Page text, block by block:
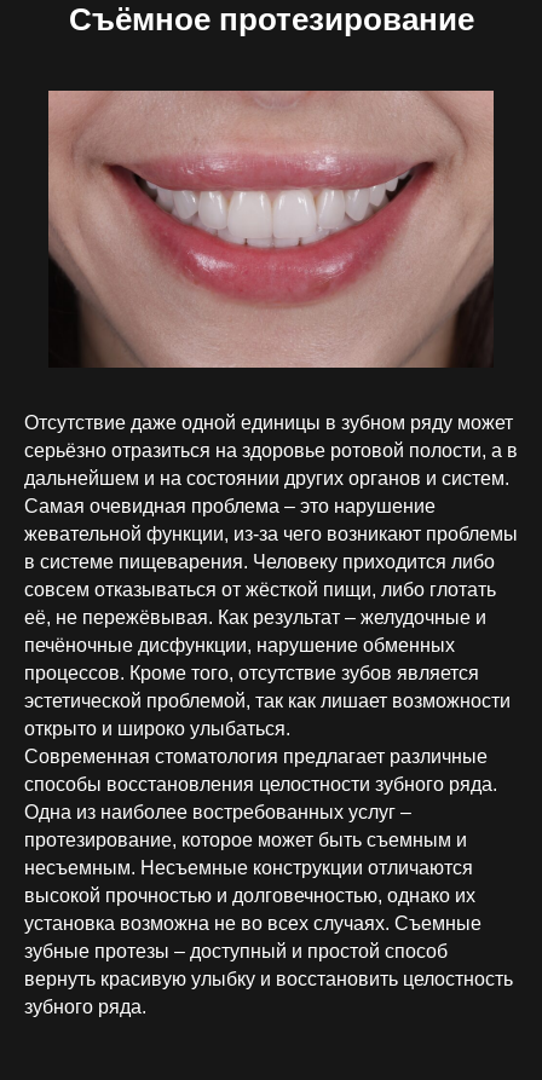
Съёмное протезирование
Отсутствие даже одной единицы в зубном ряду может
серьёзно отразиться на здоровье ротовой полости, а в
дальнейшем и на состоянии других органов и систем.
Самая очевидная проблема – это нарушение
жевательной функции, из-за чего возникают проблемы
в системе пищеварения. Человеку приходится либо
совсем отказываться от жёсткой пищи, либо глотать
её, не пережёвывая. Как результат – желудочные и
печёночные дисфункции, нарушение обменных
процессов. Кроме того, отсутствие зубов является
эстетической проблемой, так как лишает возможности
открыто и широко улыбаться.
Современная стоматология предлагает различные
способы восстановления целостности зубного ряда.
Одна из наиболее востребованных услуг –
протезирование, которое может быть съемным и
несъемным. Несъемные конструкции отличаются
высокой прочностью и долговечностью, однако их
установка возможна не во всех случаях. Съемные
зубные протезы – доступный и простой способ
вернуть красивую улыбку и восстановить целостность
зубного ряда.